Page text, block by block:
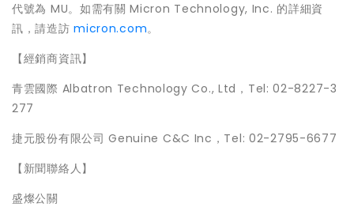
代號為 MU。如需有關 Micron Technology, Inc. 的詳細資
訊，請造訪micron.com。
【經銷商資訊】
青雲國際 Albatron Technology Co., Ltd，Tel: 02-8227-3
277
捷元股份有限公司 Genuine C&C Inc，Tel: 02-2795-6677
【新聞聯絡人】
盛燦公關